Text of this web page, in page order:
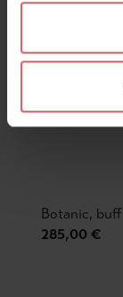
Botanic, buff
285,00 €